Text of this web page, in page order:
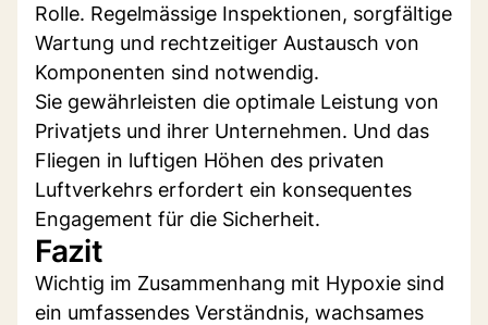
Rolle. Regelmässige Inspektionen, sorgfältige
Wartung und rechtzeitiger Austausch von
Komponenten sind notwendig.
Sie gewährleisten die optimale Leistung von
Privatjets und ihrer Unternehmen. Und das
Fliegen in luftigen Höhen des privaten
Luftverkehrs erfordert ein konsequentes
Engagement für die Sicherheit.
Fazit
Wichtig im Zusammenhang mit Hypoxie sind
ein umfassendes Verständnis, wachsames